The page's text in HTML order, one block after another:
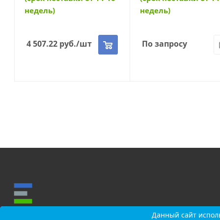
недель)
4 507.22 руб./шт
недель)
По запросу
Данный сайт
Данный сайт